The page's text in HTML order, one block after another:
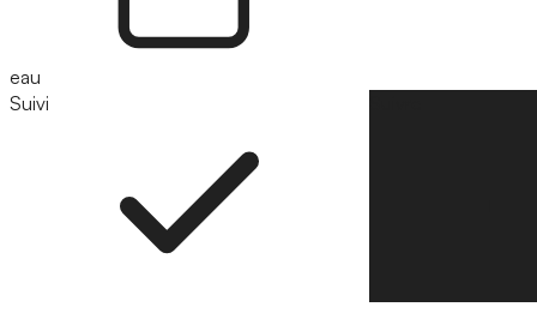
eau
Suivi